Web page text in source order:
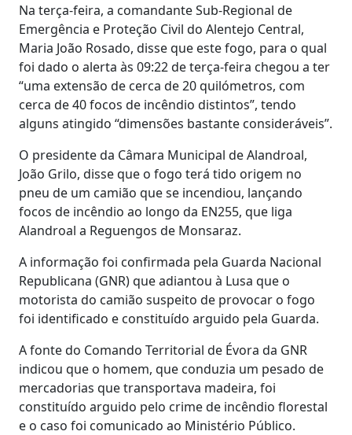
Na terça-feira, a comandante Sub-Regional de
Emergência e Proteção Civil do Alentejo Central,
Maria João Rosado, disse que este fogo, para o qual
foi dado o alerta às 09:22 de terça-feira chegou a ter
“uma extensão de cerca de 20 quilómetros, com
cerca de 40 focos de incêndio distintos”, tendo
alguns atingido “dimensões bastante consideráveis”.
O presidente da Câmara Municipal de Alandroal,
João Grilo, disse que o fogo terá tido origem no
pneu de um camião que se incendiou, lançando
focos de incêndio ao longo da EN255, que liga
Alandroal a Reguengos de Monsaraz.
A informação foi confirmada pela Guarda Nacional
Republicana (GNR) que adiantou à Lusa que o
motorista do camião suspeito de provocar o fogo
foi identificado e constituído arguido pela Guarda.
A fonte do Comando Territorial de Évora da GNR
indicou que o homem, que conduzia um pesado de
mercadorias que transportava madeira, foi
constituído arguido pelo crime de incêndio florestal
e o caso foi comunicado ao Ministério Público.